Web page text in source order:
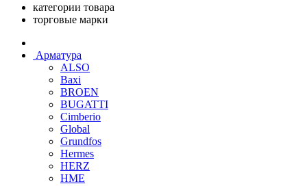
категории товара
торговые марки
Арматура
ALSO
Baxi
BROEN
BUGATTI
Cimberio
Global
Grundfos
Hermes
HERZ
HME